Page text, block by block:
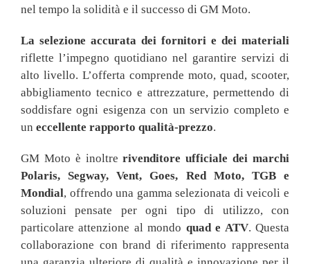
nel tempo la solidità e il successo di GM Moto.
La selezione accurata dei fornitori e dei materiali
riflette l’impegno quotidiano nel garantire servizi di
alto livello. L’offerta comprende moto, quad, scooter,
abbigliamento tecnico e attrezzature, permettendo di
soddisfare ogni esigenza con un servizio completo e
un eccellente rapporto qualità-prezzo.
GM Moto è inoltrerivenditore ufficiale dei marchi
Polaris, Segway, Vent, Goes, Red Moto, TGB e
Mondial, offrendo una gamma selezionata di veicoli e
soluzioni pensate per ogni tipo di utilizzo, con
particolare attenzione al mondo quad e ATV. Questa
collaborazione con brand di riferimento rappresenta